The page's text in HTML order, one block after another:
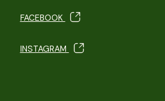
FACEBOOK
INSTAGRAM